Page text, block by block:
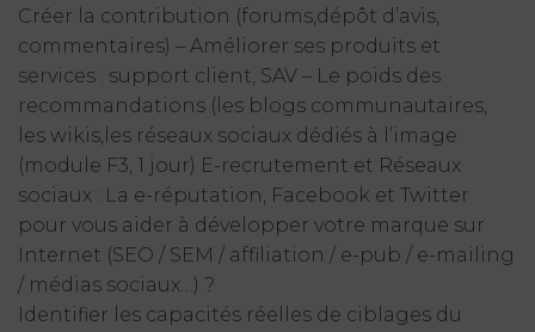
Créer la contribution (forums,dépôt d’avis,
commentaires) – Améliorer ses produits et
services : support client, SAV – Le poids des
recommandations (les blogs communautaires,
les wikis,les réseaux sociaux dédiés à l’image
(module F3, 1 jour) E-recrutement et Réseaux
sociaux : La e-réputation, Facebook et Twitter
pour vous aider à développer votre marque sur
Internet (SEO / SEM / affiliation / e-pub / e-mailing
/ médias sociaux…) ?
Identifier les capacités réelles de ciblages du